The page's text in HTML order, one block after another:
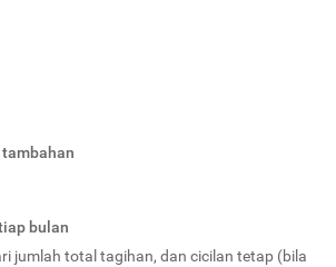
bulan
jumlah total tagihan, dan cicilan tetap (bila